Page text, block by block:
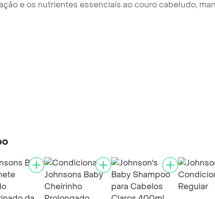
e os nutrientes essenciais ao couro cabeludo,